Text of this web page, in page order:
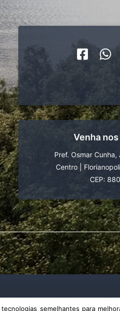
Venha
Pref. Osmar
Centro
CEP:
semelhantes para